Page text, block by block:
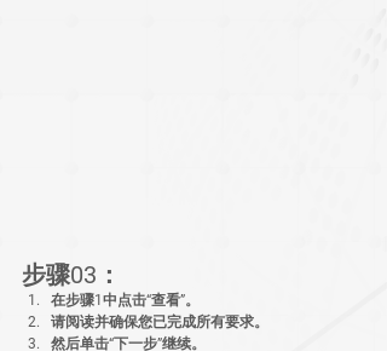
步骤03：
在步骤1中点击“查看”。
请阅读并确保您已完成所有要求。
然后单击“下一步”继续。